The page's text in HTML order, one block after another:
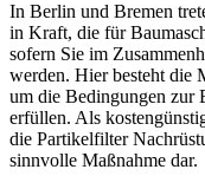
In Berlin und Bremen
in Kraft, die für
sofern Sie im
werden. Hier besteht die
um die Bedingungen zur
erfüllen. Als
die Partikelfilter
sinnvolle Maßnahme dar.